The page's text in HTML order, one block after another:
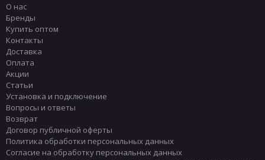
О нас
Бренды
Купить оптом
Контакты
Доставка
Оплата
Акции
Статьи
Установка и подключение
Вопросы и ответы
Возврат
Договор публичной оферты
Политика обработки персональных данных
Согласие на обработку персональных данных